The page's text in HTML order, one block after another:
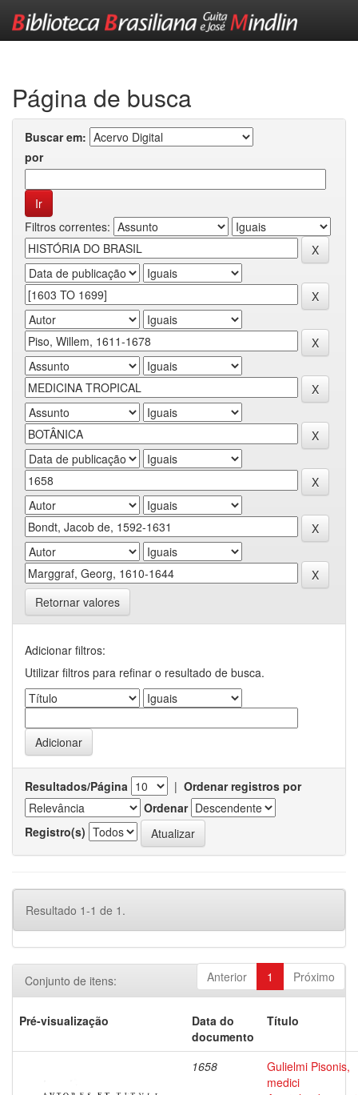
Página de busca
Buscar em:
por
Filtros correntes:
Retornar valores
Adicionar filtros:
Utilizar filtros para refinar o resultado de busca.
Resultados/Página | Ordenar registros por
Ordenar
Registro(s)
Resultado 1-1 de 1.
Anterior 1 Próximo
Conjunto de itens:
Pré-visualização
Data do
documento
Título
1658
Gulielmi Pisonis,
medici